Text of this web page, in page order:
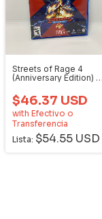
Streets of Rage 4
(Anniversary Edition) -
$46.37 USD
with Efectivo o
Transferencia
Lista: $54.55 USD